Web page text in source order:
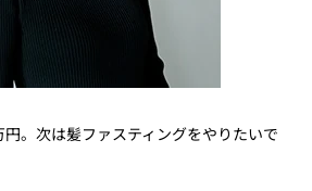
円。次は髪ファスティングをやりたいで